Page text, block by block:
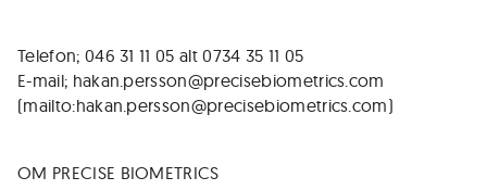
Telefon; 046 31 11 05 alt 0734 35 11 05
E-mail; hakan.persson@precisebiometrics.com
(mailto:hakan.persson@precisebiometrics.com)
OM PRECISE BIOMETRICS